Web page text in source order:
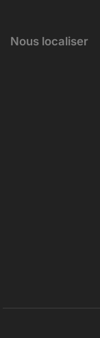
Nous localiser